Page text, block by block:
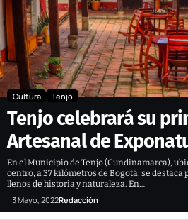
Cultura Tenjo
Tenjo celebrará su
Artesanal de
En el Municipio de Tenjo (Cundinamarca),
centro, a 37 kilómetros de Bogotá, se
llenos de historia y naturaleza. En…
3 Mayo, 2022Redacción